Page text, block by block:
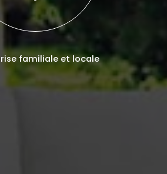
familiale et locale